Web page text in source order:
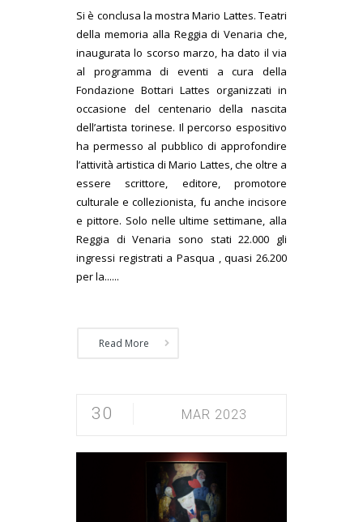
Si è conclusa la mostra Mario Lattes. Teatri
della memoria alla Reggia di Venaria che,
inaugurata lo scorso marzo, ha dato il via
al programma di eventi a cura della
Fondazione Bottari Lattes organizzati in
occasione del centenario della nascita
dell’artista torinese. Il percorso espositivo
ha permesso al pubblico di approfondire
l’attività artistica di Mario Lattes, che oltre a
essere scrittore, editore, promotore
culturale e collezionista, fu anche incisore
e pittore. Solo nelle ultime settimane, alla
Reggia di Venaria sono stati 22.000 gli
ingressi registrati a Pasqua , quasi 26.200
per la......
Read More
30 MAR 2023